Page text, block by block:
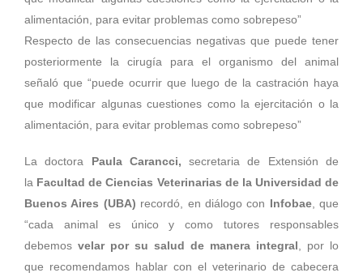
Respecto de las consecuencias negativas que puede tener
posteriormente la cirugía para el organismo del animal
señaló que “puede ocurrir que luego de la castración haya
que modificar algunas cuestiones como la ejercitación o la
alimentación, para evitar problemas como sobrepeso”
La doctora Paula Carancci, secretaria de Extensión de
la Facultad de Ciencias Veterinarias de la Universidad de
Buenos Aires (UBA) recordó, en diálogo con Infobae, que
“cada animal es único y como tutores responsables
debemos velar por su salud de manera integral , por lo
que recomendamos hablar con el veterinario de cabecera